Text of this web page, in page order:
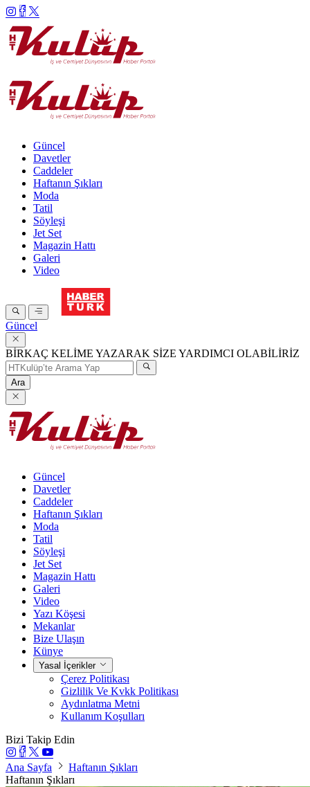
Güncel
Davetler
Caddeler
Haftanın Şıkları
Moda
Tatil
Söyleşi
Jet Set
Magazin Hattı
Galeri
Video
Güncel
BİRKAÇ KELİME YAZARAK SİZE YARDIMCI OLABİLİRİZ
Ara
Güncel
Davetler
Caddeler
Haftanın Şıkları
Moda
Tatil
Söyleşi
Jet Set
Magazin Hattı
Galeri
Video
Yazı Köşesi
Mekanlar
Bize Ulaşın
Künye
Yasal İçerikler
Çerez Politikası
Gizlilik Ve Kvkk Politikası
Aydınlatma Metni
Kullanım Koşulları
Bizi Takip Edin
Ana Sayfa
Haftanın Şıkları
Haftanın Şıkları